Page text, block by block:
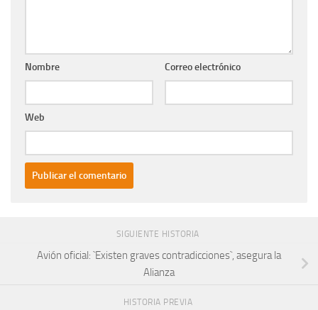
Nombre Correo electrónico
Web
SIGUIENTE HISTORIA
Avión oficial: `Existen graves contradicciones`, asegura la
Alianza
HISTORIA PREVIA